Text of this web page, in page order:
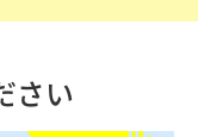
さい